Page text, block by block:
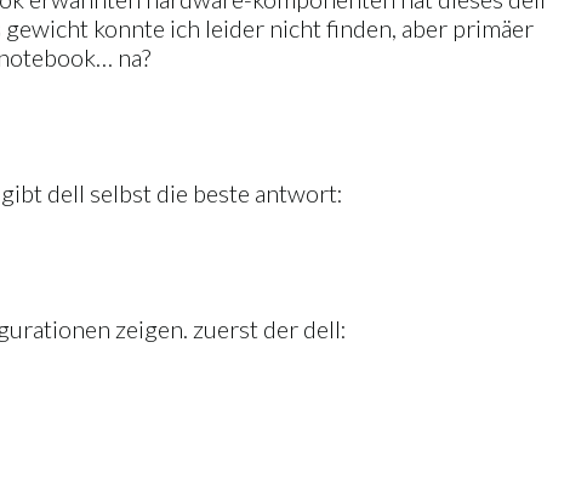
konnte ich leider nicht finden, aber primäer
na?
dell selbst die beste antwort:
zeigen. zuerst der dell: